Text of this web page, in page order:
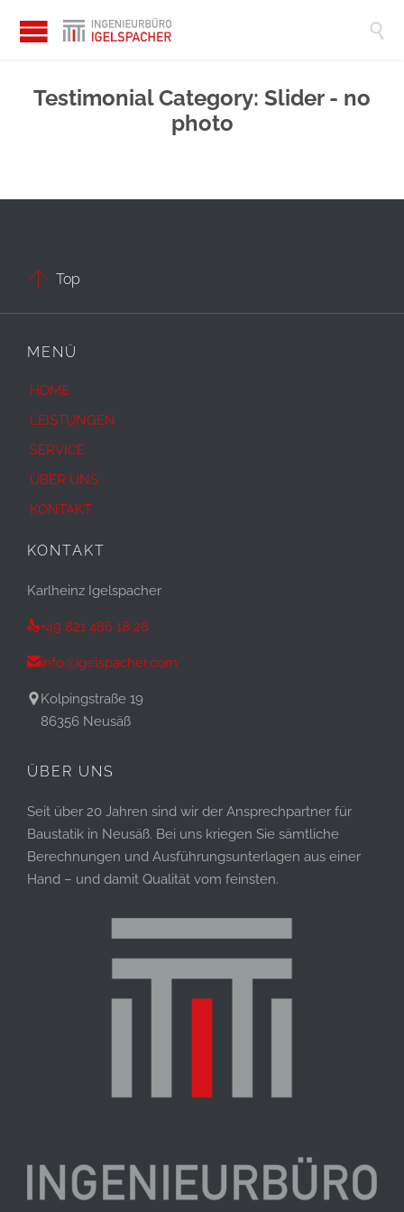

Testimonial Category: Slider - no
photo
 Top
MENÜ
HOME
LEISTUNGEN
SERVICE
ÜBER UNS
KONTAKT
KONTAKT
Karlheinz Igelspacher
+49 821 486 18 28
info@igelspacher.com
 Kolpingstraße 19
86356 Neusäß
ÜBER UNS
Seit über 20 Jahren sind wir der Ansprechpartner für
Baustatik in Neusäß. Bei uns kriegen Sie sämtliche
Berechnungen und Ausführungsunterlagen aus einer
Hand – und damit Qualität vom feinsten.